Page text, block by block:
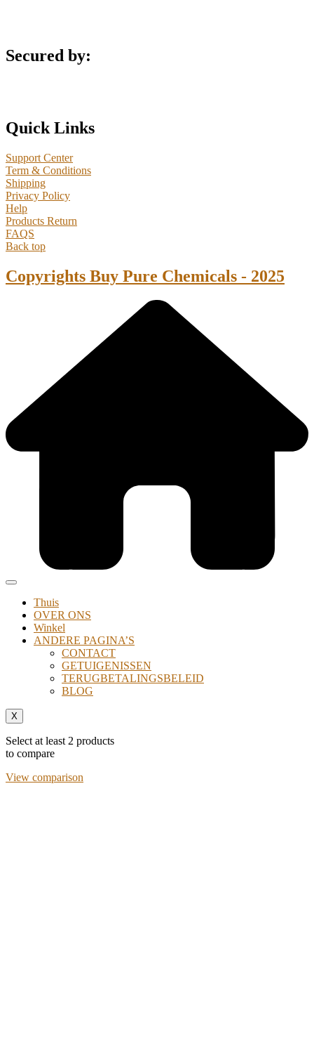
Secured by:
Quick Links
Support Center
Term & Conditions
Shipping
Privacy Policy
Help
Products Return
FAQS
Back top
Copyrights Buy Pure Chemicals - 2025
Thuis
OVER ONS
Winkel
ANDERE PAGINA’S
CONTACT
GETUIGENISSEN
TERUGBETALINGSBELEID
BLOG
X
Select at least 2 products
to compare
View comparison